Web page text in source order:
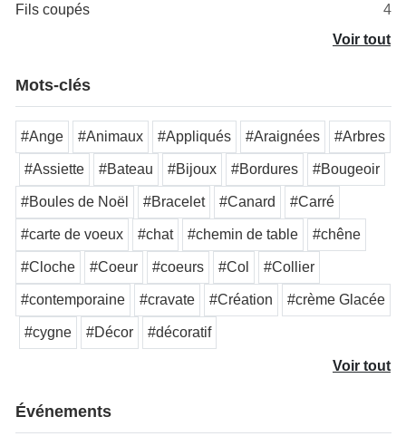
Fils coupés
4
Voir tout
Mots-clés
#Ange #Animaux #Appliqués #Araignées #Arbres
#Assiette #Bateau #Bijoux #Bordures #Bougeoir
#Boules de Noël #Bracelet #Canard #Carré
#carte de voeux #chat #chemin de table #chêne
#Cloche #Coeur #coeurs #Col #Collier
#contemporaine #cravate #Création #crème Glacée
#cygne #Décor #décoratif
Voir tout
Événements